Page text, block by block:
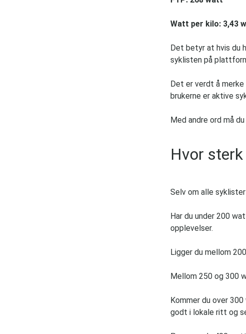
Watt per kilo: 3,43
Det betyr at hvis du
syklisten på
Det er verdt å
brukerne er aktive
Med andre ord må
Hvor sterk
Selv om alle
Har du under 200
opplevelser.
Ligger du mellom
Mellom 250 og 300
Kommer du over
godt i lokale ritt og